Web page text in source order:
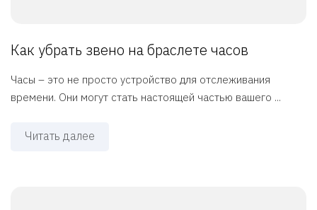
Как убрать звено на браслете часов
Часы – это не просто устройство для отслеживания
времени. Они могут стать настоящей частью вашего ...
Читать далее